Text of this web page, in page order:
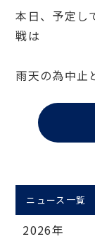
本日、予定し
戦は
雨天の為中止
ニュース一覧
2026年